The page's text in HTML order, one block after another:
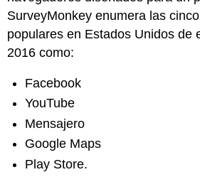
SurveyMonkey enumera las
populares en Estados Unidos de
2016 como:
Facebook
YouTube
Mensajero
Google Maps
Play Store.